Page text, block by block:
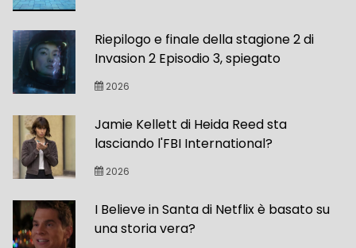
Riepilogo e finale della stagione 2 di
Invasion 2 Episodio 3, spiegato
2026
Jamie Kellett di Heida Reed sta
lasciando l'FBI International?
2026
I Believe in Santa di Netflix è basato su
una storia vera?